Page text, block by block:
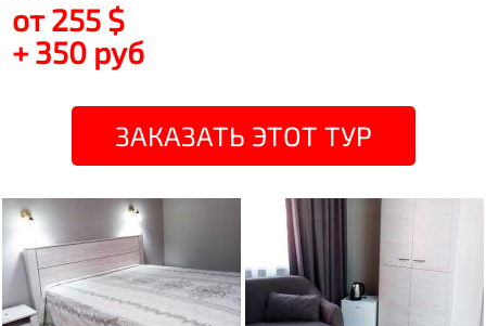
от 255 $
+ 350 руб
ЗАКАЗАТЬ ЭТОТ ТУР